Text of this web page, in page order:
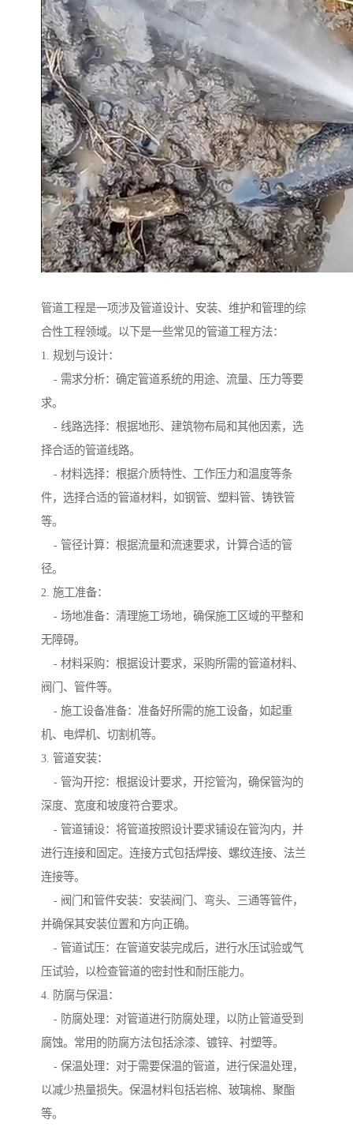
管道工程是一项涉及管道设计、安装、维护和管理的综
合性工程领域。以下是一些常见的管道工程方法：
1. 规划与设计：
- 需求分析：确定管道系统的用途、流量、压力等要
求。
- 线路选择：根据地形、建筑物布局和其他因素，选
择合适的管道线路。
- 材料选择：根据介质特性、工作压力和温度等条
件，选择合适的管道材料，如钢管、塑料管、铸铁管
等。
- 管径计算：根据流量和流速要求，计算合适的管
径。
2. 施工准备：
- 场地准备：清理施工场地，确保施工区域的平整和
无障碍。
- 材料采购：根据设计要求，采购所需的管道材料、
阀门、管件等。
- 施工设备准备：准备好所需的施工设备，如起重
机、电焊机、切割机等。
3. 管道安装：
- 管沟开挖：根据设计要求，开挖管沟，确保管沟的
深度、宽度和坡度符合要求。
- 管道铺设：将管道按照设计要求铺设在管沟内，并
进行连接和固定。连接方式包括焊接、螺纹连接、法兰
连接等。
- 阀门和管件安装：安装阀门、弯头、三通等管件，
并确保其安装位置和方向正确。
- 管道试压：在管道安装完成后，进行水压试验或气
压试验，以检查管道的密封性和耐压能力。
4. 防腐与保温：
- 防腐处理：对管道进行防腐处理，以防止管道受到
腐蚀。常用的防腐方法包括涂漆、镀锌、衬塑等。
- 保温处理：对于需要保温的管道，进行保温处理，
以减少热量损失。保温材料包括岩棉、玻璃棉、聚酯
等。